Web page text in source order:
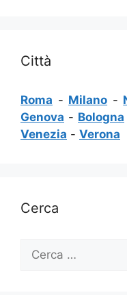
Città
Roma - Milano -
Genova - Bologna
Venezia - Verona
Cerca
per: